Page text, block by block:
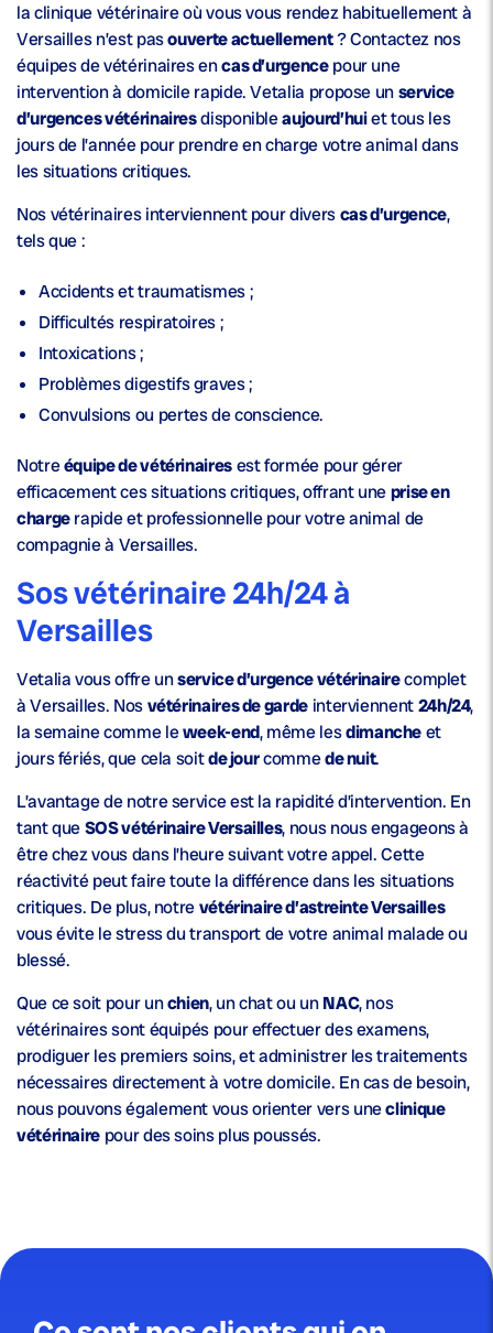
la clinique vétérinaire où vous vous rendez habituellement à
Versailles n’est pasouverte actuellement? Contactez nos
équipes de vétérinaires encas d’urgencepour une
intervention à domicile rapide. Vetalia propose unservice
d’urgences vétérinairesdisponibleaujourd’huiet tous les
jours de l’année pour prendre en charge votre animal dans
les situations critiques.
Nos vétérinaires interviennent pour diverscas d’urgence,
tels que :
Accidents et traumatismes ;
Difficultés respiratoires ;
Intoxications ;
Problèmes digestifs graves ;
Convulsions ou pertes de conscience.
Notreéquipe de vétérinairesest formée pour gérer
efficacement ces situations critiques, offrant uneprise en
chargerapide et professionnelle pour votre animal de
compagnie à Versailles.
Sos vétérinaire 24h/24 à
Versailles
Vetalia vous offre unservice d’urgence vétérinairecomplet
à Versailles. Nosvétérinaires de gardeinterviennent24h/24,
la semaine comme leweek-end, même lesdimancheet
jours fériés, que cela soitde jourcommede nuit.
L’avantage de notre service est la rapidité d’intervention. En
tant queSOS vétérinaire Versailles, nous nous engageons à
être chez vous dans l’heure suivant votre appel. Cette
réactivité peut faire toute la différence dans les situations
critiques. De plus, notrevétérinaire d’astreinte Versailles
vous évite le stress du transport de votre animal malade ou
blessé.
Que ce soit pour unchien, un chat ou unNAC, nos
vétérinaires sont équipés pour effectuer des examens,
prodiguer les premiers soins, et administrer les traitements
nécessaires directement à votre domicile. En cas de besoin,
nous pouvons également vous orienter vers uneclinique
vétérinaire pour des soins plus poussés.